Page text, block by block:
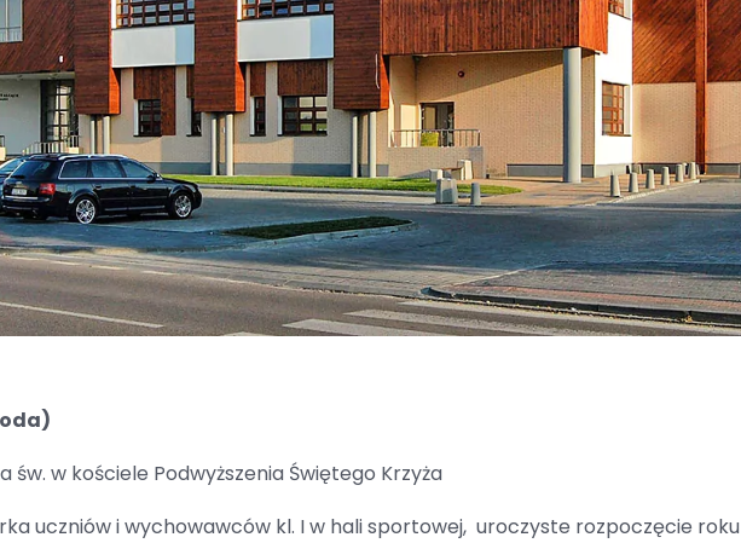
św. w kościele Podwyższenia Świętego Krzyża
uczniów i wychowawców kl. I w hali sportowej, uroczyste rozpoczęcie roku